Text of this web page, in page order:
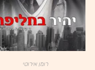
רומן אירוטי